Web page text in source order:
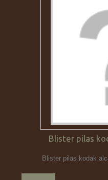
Blister pilas
Blister pilas kodak